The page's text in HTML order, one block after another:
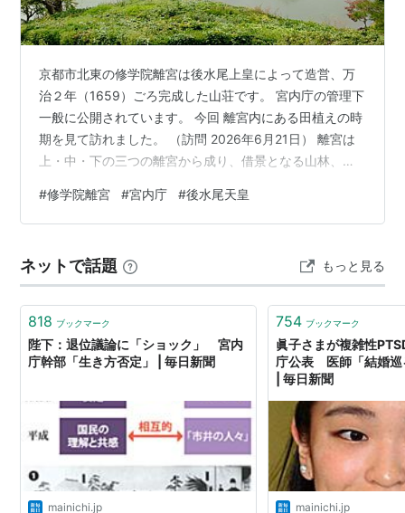
作者:皇室担当記者OB
出版社/メーカー:角川書店
発売日:2002/12
メディア:新書
クリック: 6回
この商品を含むブログ (2件) を見る
リスト::中央省庁
京都市北東の修学院離宮は後水尾上皇によって造営、万
治２年（1659）ごろ完成した山荘です。 宮内庁の管理下
一般に公開されています。 今回 離宮内にある田植えの時
期を見て訪れました。 （訪問 2026年6月21日） 離宮は
上・中・下の三つの離宮から成り、借景となる山林、離
ます。上、下は当初からの離宮。中は隣接の林丘寺（上
皇の皇女の山荘）が明治に返還され離宮に編入されまし
あり 上離宮からは市内が一望できます。 中離宮 修学院
離宮 京都御所 京都大宮御所 仙洞御所 桂離宮とともに皇
室用財産（国…
#修学院離宮 #宮内庁 #後水尾天皇
ネットで話題 もっと見る
818 ブックマーク
陛下：退位議論に「ショック」 宮内
庁幹部「生き方否定」 | 毎日新聞
mainichi.jp
754 ブックマーク
眞子さまが複雑性
庁公表 医師「結婚巡
| 毎日新聞
mainichi.jp